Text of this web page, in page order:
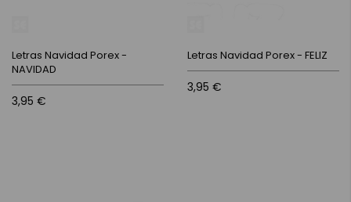
Letras Navidad Porex -
NAVIDAD
3,95 €
Letras Navidad Porex - FELIZ
3,95 €